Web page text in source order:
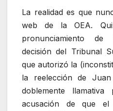
La realidad es que
web de la OEA.
pronunciamiento
decisión del Tribunal
que autorizó la
la reelección de Juan
doblemente
acusación de que el